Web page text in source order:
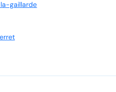
gaillarde